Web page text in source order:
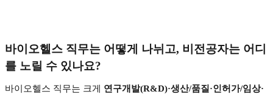
바이오헬스 직무는 어떻게 나뉘고, 비전공자는 어디
를 노릴 수 있나요?
바이오헬스 직무는 크게 연구개발(R&D)·생산/품질 ·인허가/임상·